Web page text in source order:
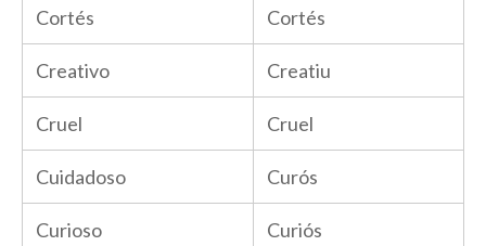
Cortés Cortés
Creativo Creatiu
Cruel Cruel
Cuidadoso Curós
Curioso Curiós